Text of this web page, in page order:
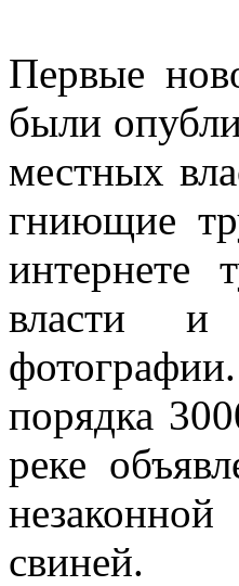
Первые
были
местных
гниющие
интернете
власти и
порядка
реке
свиней.